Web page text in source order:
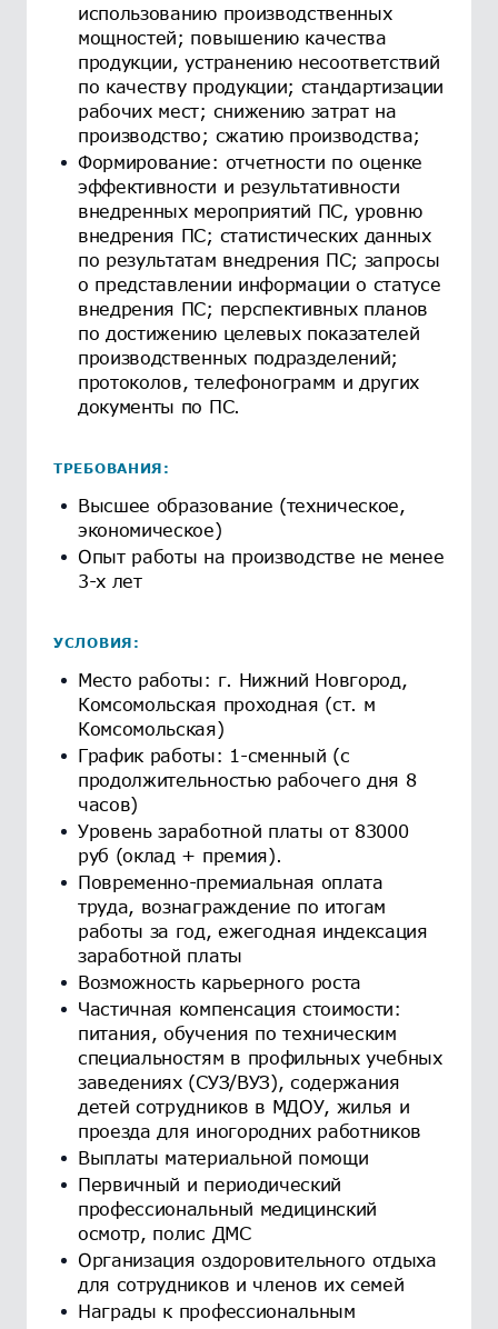
использованию производственных
мощностей; повышению качества
продукции, устранению несоответствий
по качеству продукции; стандартизации
рабочих мест; снижению затрат на
производство; сжатию производства;
Формирование: отчетности по оценке
эффективности и результативности
внедренных мероприятий ПС, уровню
внедрения ПС; статистических данных
по результатам внедрения ПС; запросы
о представлении информации о статусе
внедрения ПС; перспективных планов
по достижению целевых показателей
производственных подразделений;
протоколов, телефонограмм и других
документы по ПС.
ТРЕБОВАНИЯ:
Высшее образование (техническое,
экономическое)
Опыт работы на производстве не менее
3-х лет
УСЛОВИЯ:
Место работы: г. Нижний Новгород,
Комсомольская проходная (ст. м
Комсомольская)
График работы: 1-сменный (с
продолжительностью рабочего дня 8
часов)
Уровень заработной платы от 83000
руб (оклад + премия).
Повременно-премиальная оплата
труда, вознаграждение по итогам
работы за год, ежегодная индексация
заработной платы
Возможность карьерного роста
Частичная компенсация стоимости:
питания, обучения по техническим
специальностям в профильных учебных
заведениях (СУЗ/ВУЗ), содержания
детей сотрудников в МДОУ, жилья и
проезда для иногородних работников
Выплаты материальной помощи
Первичный и периодический
профессиональный медицинский
осмотр, полис ДМС
Организация оздоровительного отдыха
для сотрудников и членов их семей
Награды к профессиональным